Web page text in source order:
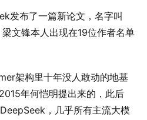
发布了一篇新论文，名字叫
文锋本人出现在19位作者名单
架构里十年没人敢动的地基
年何恺明提出来的，此后
，几乎所有主流大模